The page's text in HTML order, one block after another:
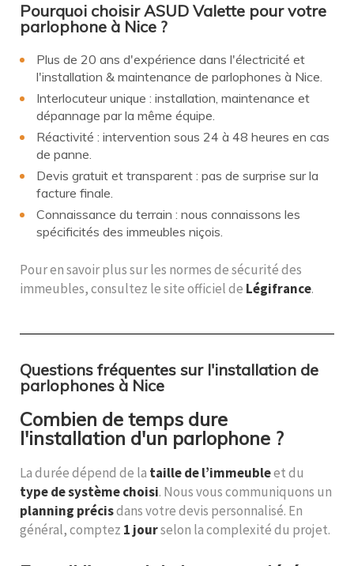
Pourquoi choisir ASUD Valette pour votre
parlophone à Nice ?
Plus de 20 ans d'expérience dans l'électricité et
l'installation & maintenance de parlophones à Nice.
Interlocuteur unique : installation, maintenance et
dépannage par la même équipe.
Réactivité : intervention sous 24 à 48 heures en cas
de panne.
Devis gratuit et transparent : pas de surprise sur la
facture finale.
Connaissance du terrain : nous connaissons les
spécificités des immeubles niçois.
Pour en savoir plus sur les normes de sécurité des
immeubles, consultez le site officiel de Légifrance.
Questions fréquentes sur l'installation de
parlophones à Nice
Combien de temps dure
l'installation d'un parlophone ?
La durée dépend de la taille de l’immeubleet du
type de système choisi. Nous vous communiquons un
planning précisdans votre devis personnalisé. En
général, comptez 1 jourselon la complexité du projet.